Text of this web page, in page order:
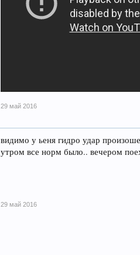
29 май 2016
видимо у ьеня гидро удар
утром все норм было.. вечером
29 май 2016